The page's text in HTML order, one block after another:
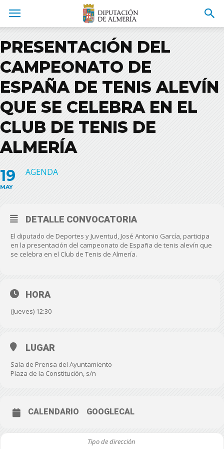
PRESENTACIÓN DEL
CAMPEONATO DE
ESPAÑA DE TENIS ALEVÍN
QUE SE CELEBRA EN EL
CLUB DE TENIS DE
ALMERÍA
19
MAY
AGENDA
DETALLE CONVOCATORIA
El diputado de Deportes y Juventud, José Antonio García, participa
en la presentación del campeonato de España de tenis alevín que
se celebra en el Club de Tenis de Almería.
HORA
(Jueves) 12:30
LUGAR
Sala de Prensa del Ayuntamiento
Plaza de la Constitución, s/n
CALENDARIO GOOGLECAL